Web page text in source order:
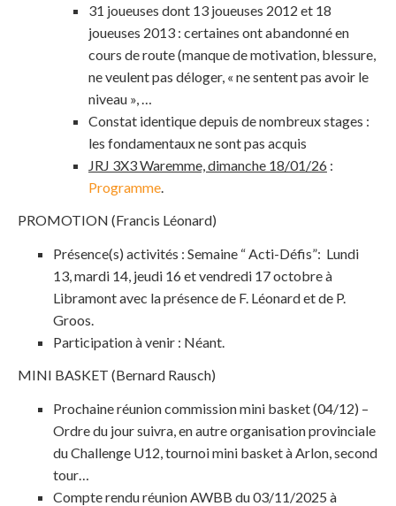
31 joueuses dont 13 joueuses 2012 et 18
joueuses 2013 : certaines ont abandonné en
cours de route (manque de motivation, blessure,
ne veulent pas déloger, « ne sentent pas avoir le
niveau », …
Constat identique depuis de nombreux stages :
les fondamentaux ne sont pas acquis
JRJ 3X3 Waremme, dimanche 18/01/26 :
Programme
PROMOTION (Francis Léonard)
Présence(s) activités : Semaine “ Acti-Défis”: Lundi
13, mardi 14, jeudi 16 et vendredi 17 octobre à
Libramont avec la présence de F. Léonard et de P.
Groos.
Participation à venir : Néant.
MINI BASKET (Bernard Rausch)
Prochaine réunion commission mini basket (04/12) –
Ordre du jour suivra, en autre organisation provinciale
du Challenge U12, tournoi mini basket à Arlon, second
tour…
Compte rendu réunion AWBB du 03/11/2025 à